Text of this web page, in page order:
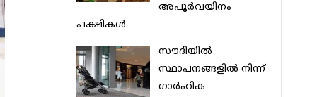
അപൂര്‍വയിനം
പക്ഷികള്‍
സൗദിയില്‍
സ്ഥാപനങ്ങളില്‍ നിന്ന്
ഗാര്‍ഹിക